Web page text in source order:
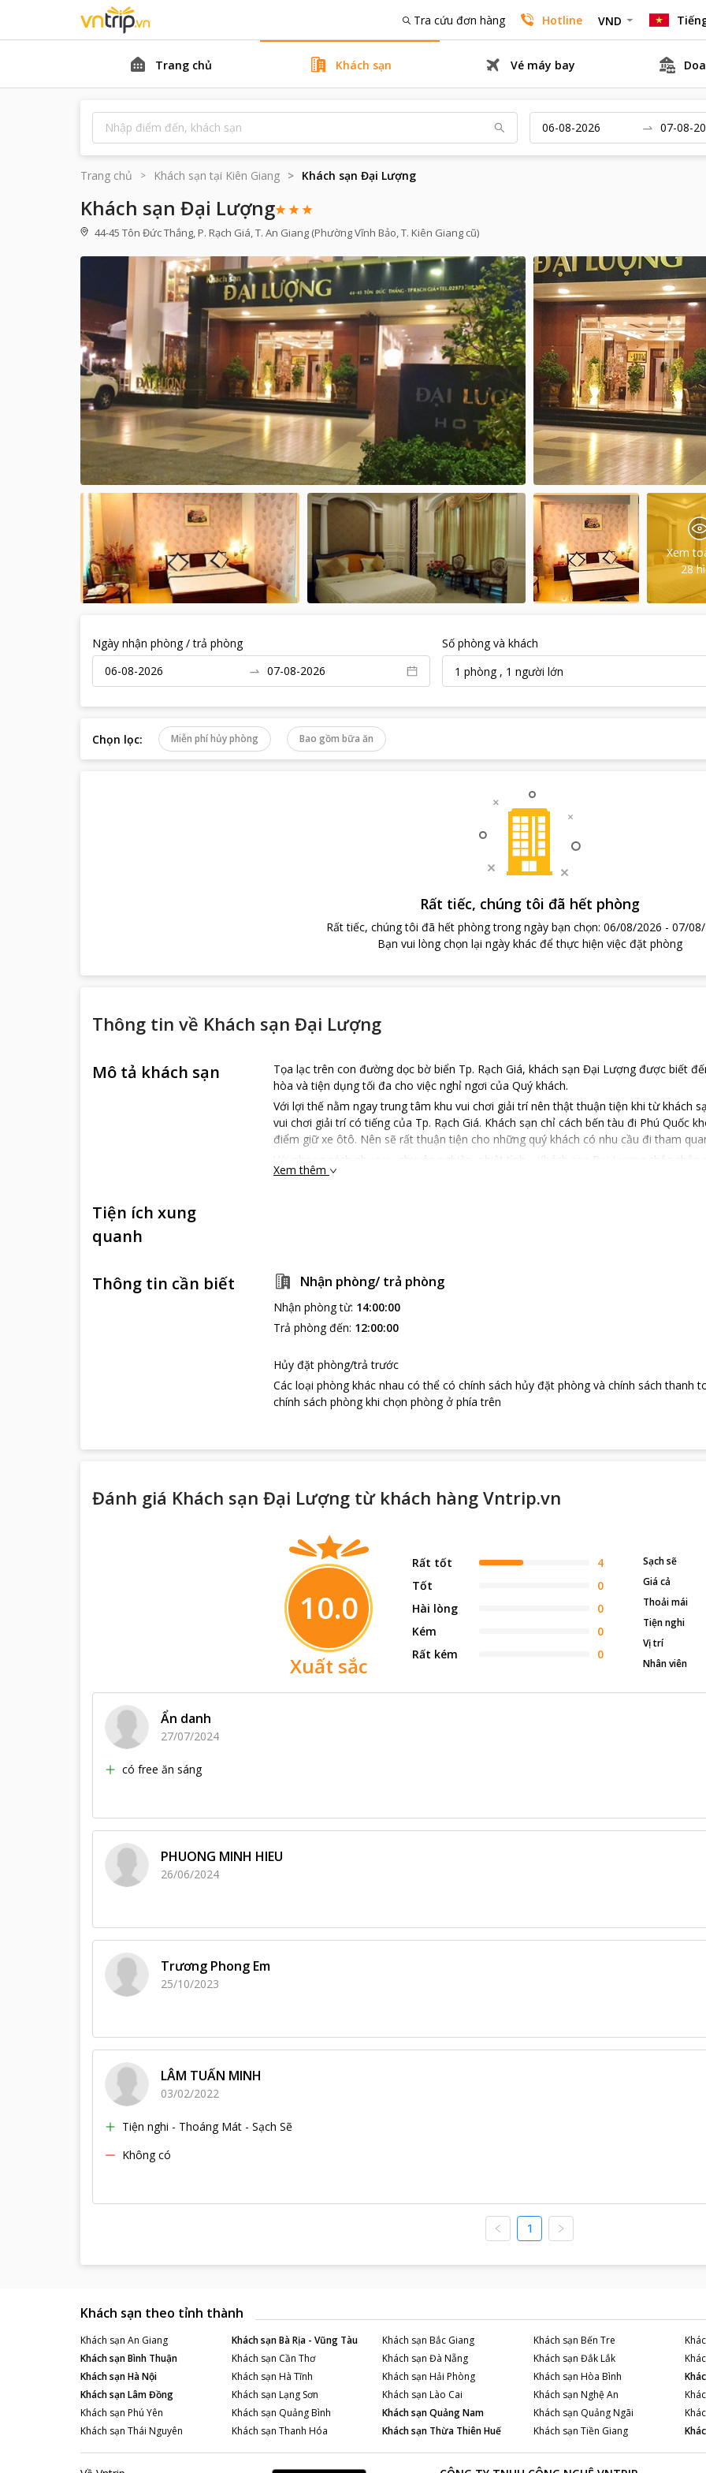
Tra cứu đơn hàng Hotline VND
Trang chủ Khách sạn Vé máy bay
Trang chủ Khách sạn tại Kiên Giang Khách sạn Đại Lượng
Khách sạn Đại Lượng
44-45 Tôn Đức Thắng, P. Rạch Giá, T. An Giang (Phường Vĩnh Bảo, T. Kiên Giang cũ)
Xem
28
Ngày nhận phòng / trả phòng
Số phòng và khách
1 phòng, 1 người lớn
Chọn lọc: Miễn phí hủy phòng Bao gồm bữa ăn
Rất tiếc, chúng tôi đã hết phòng
Rất tiếc, chúng tôi đã hết phòng trong ngày bạn chọn: 06/08/2026 - 07/
Bạn vui lòng chọn lại ngày khác để thực hiện việc đặt phòng
Thông tin về Khách sạn Đại Lượng
Mô tả khách sạn
Tọa lạc trên con đường dọc bờ biển Tp. Rạch Giá, khách sạn Đại Lượng được biết
hòa và tiện dụng tối đa cho việc nghỉ ngơi của Quý khách.
Với lợi thế nằm ngay trung tâm khu vui chơi giải trí nên thật thuận tiện khi từ khách
vui chơi giải trí có tiếng của Tp. Rạch Giá. Khách sạn chỉ cách bến tàu đi Phú Quốc
điểm giữ xe ôtô. Nên sẽ rất thuận tiện cho những quý khách có nhu cầu đi tham
Với phong cách phục vụ chuyên nghiệp, nhiệt tình .. Khách sạn Đại Lượng chắc
Thành phố biển tây xinh đẹp.
Xem thêm
Tiện ích xung
quanh
Thông tin cần biết Nhận phòng/ trả phòng
Nhận phòng từ: 14:00:00
Trả phòng đến: 12:00:00
Hủy đặt phòng/trả trước
Các loại phòng khác nhau có thể có chính sách hủy đặt phòng và chính sách thanh
chính sách phòng khi chọn phòng ở phía trên
Đánh giá Khách sạn Đại Lượng từ khách hàng Vntrip.vn
10.0
Xuất sắc
Rất tốt
4
Tốt
0
Hài lòng
0
Kém
0
Rất kém
0
Sạch sẽ
Giá cả
Thoải mái
Tiện nghi
Vị trí
Nhân viên
Ẩn danh
27/07/2024
có free ăn sáng
PHUONG MINH HIEU
26/06/2024
Trương Phong Em
25/10/2023
LÂM TUẤN MINH
03/02/2022
Tiện nghi - Thoáng Mát - Sạch Sẽ
Không có
1
Khách sạn theo tỉnh thành
Khách sạn An Giang Khách sạnBà Rịa - Vũng Tàu Khách sạn Bắc Giang Khách sạn Bến Tre
Khách sạnBình Thuận Khách sạn Cần Thơ Khách sạn Đà Nẵng Khách sạn Đắk Lắk
Khách sạnHà Nội Khách sạn Hà Tĩnh Khách sạn Hải Phòng Khách sạn Hòa Bình
Khách sạnLâm Đồng Khách sạn Lạng Sơn Khách sạn Lào Cai Khách sạn Nghệ An
Khách sạn Phú Yên Khách sạn Quảng Bình Khách sạnQuảng Nam Khách sạn Quảng Ngãi
Khách sạn Thái Nguyên Khách sạn Thanh Hóa Khách sạn Thừa Thiên Huế Khách sạn Tiền Giang